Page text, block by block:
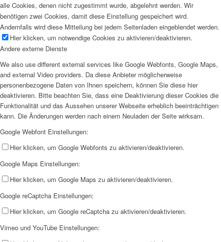
alle Cookies, denen nicht zugestimmt wurde, abgelehnt werden. Wir
benötigen zwei Cookies, damit diese Einstellung gespeichert wird.
Andernfalls wird diese Mitteilung bei jedem Seitenladen eingeblendet werden.
Hier klicken, um notwendige Cookies zu aktivieren/deaktivieren.
Andere externe Dienste
We also use different external services like Google Webfonts, Google Maps,
and external Video providers. Da diese Anbieter möglicherweise
personenbezogene Daten von Ihnen speichern, können Sie diese hier
deaktivieren. Bitte beachten Sie, dass eine Deaktivierung dieser Cookies die
Funktionalität und das Aussehen unserer Webseite erheblich beeinträchtigen
kann. Die Änderungen werden nach einem Neuladen der Seite wirksam.
Google Webfont Einstellungen:
Hier klicken, um Google Webfonts zu aktivieren/deaktivieren.
Google Maps Einstellungen:
Hier klicken, um Google Maps zu aktivieren/deaktivieren.
Google reCaptcha Einstellungen:
Hier klicken, um Google reCaptcha zu aktivieren/deaktivieren.
Vimeo und YouTube Einstellungen: